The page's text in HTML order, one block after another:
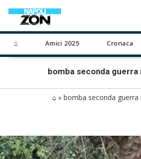
⌂ Amici 2025 Cronaca
bomba seconda guerra
⌂ » bomba seconda guerra